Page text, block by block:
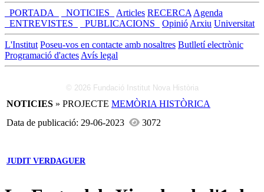
_PORTADA_ _NOTICIES_ Articles RECERCA Agenda
_ENTREVISTES_
_PUBLICACIONS_ Opinió Arxiu Universitat
L'Institut Poseu-vos en contacte amb nosaltres Butlletí electrònic
Programació d'actes Avís legal
© 2026 Fundació Institut Nova Història
NOTICIES » PROJECTE MEMÒRIA HISTÒRICA
Data de publicació: 29-06-2023
3072
JUDIT VERDAGUER